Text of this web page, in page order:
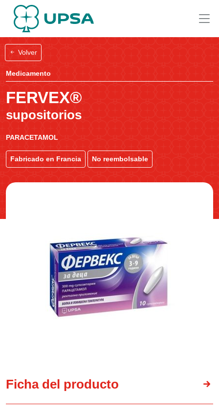
Volver
Medicamento
FERVEX®
supositorios
PARACETAMOL
Fabricado en Francia No reembolsable
Ficha del producto